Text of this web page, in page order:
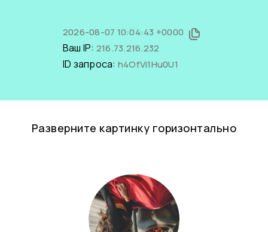
2026-08-07 10:04:43 +0000
Ваш IP: 216.73.216.232
ID запроса: h4OfVi1Hu0U1
Разверните картинку горизонтально